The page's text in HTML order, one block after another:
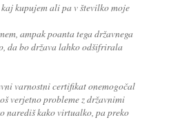
kupujem ali pa v številko moje
ampak poanta tega državnega
da bo država lahko odšifrirala
varnostni certifikat onemogočal
verjetno probleme z državnimi
narediš kako virtualko, pa preko